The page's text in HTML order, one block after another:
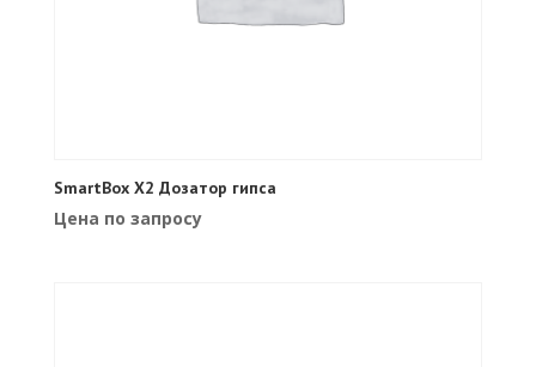
SmartBox X2 Дозатор гипса
Цена по запросу